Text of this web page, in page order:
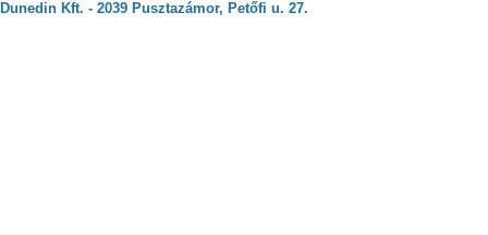
Dunedin Kft. - 2039 Pusztazámor, Petőfi u. 27.